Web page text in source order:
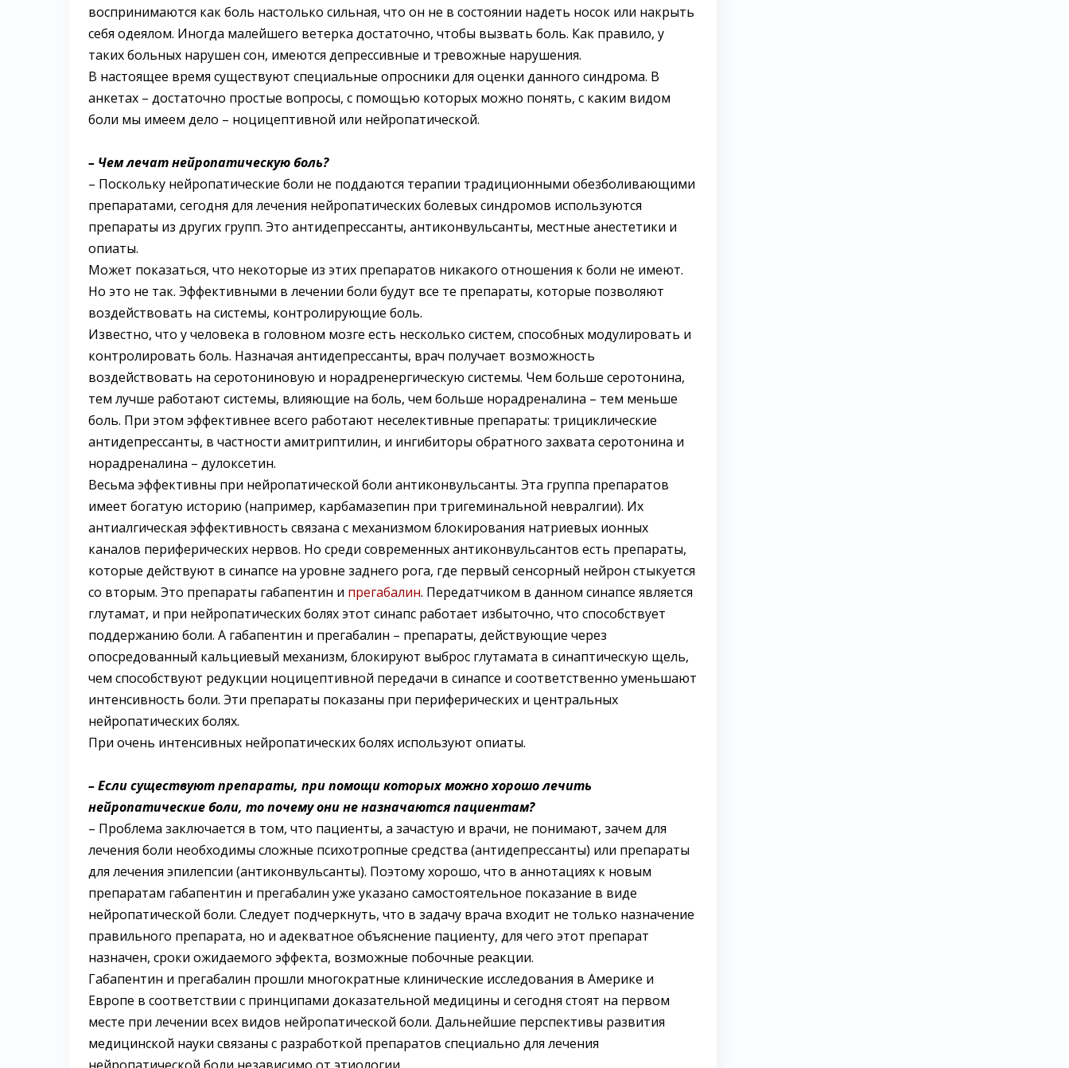
воспринимаются как боль настолько сильная, что он не в состоянии надеть носок или накрыть
себя одеялом. Иногда малейшего ветерка достаточно, чтобы вызвать боль. Как правило, у
таких больных нарушен сон, имеются депрессивные и тревожные нарушения.
В настоящее время существуют специальные опросники для оценки данного синдрома. В
анкетах – достаточно простые вопросы, с помощью которых можно понять, с каким видом
боли мы имеем дело – ноцицептивной или нейропатической.
– Чем лечат нейропатическую боль?
– Поскольку нейропатические боли не поддаются терапии традиционными обезболивающими
препаратами, сегодня для лечения нейропатических болевых синдромов используются
препараты из других групп. Это антидепрессанты, антиконвульсанты, местные анестетики и
опиаты.
Может показаться, что некоторые из этих препаратов никакого отношения к боли не имеют.
Но это не так. Эффективными в лечении боли будут все те препараты, которые позволяют
воздействовать на системы, контролирующие боль.
Известно, что у человека в головном мозге есть несколько систем, способных модулировать и
контролировать боль. Назначая антидепрессанты, врач получает возможность
воздействовать на серотониновую и норадренергическую системы. Чем больше серотонина,
тем лучше работают системы, влияющие на боль, чем больше норадреналина – тем меньше
боль. При этом эффективнее всего работают неселективные препараты: трициклические
антидепрессанты, в частности амитриптилин, и ингибиторы обратного захвата серотонина и
норадреналина – дулоксетин.
Весьма эффективны при нейропатической боли антиконвульсанты. Эта группа препаратов
имеет богатую историю (например, карбамазепин при тригеминальной невралгии). Их
антиалгическая эффективность связана с механизмом блокирования натриевых ионных
каналов периферических нервов. Но среди современных антиконвульсантов есть препараты,
которые действуют в синапсе на уровне заднего рога, где первый сенсорный нейрон стыкуется
со вторым. Это препараты габапентин и прегабалин. Передатчиком в данном синапсе является
глутамат, и при нейропатических болях этот синапс работает избыточно, что способствует
поддержанию боли. А габапентин и прегабалин – препараты, действующие через
опосредованный кальциевый механизм, блокируют выброс глутамата в синаптическую щель,
чем способствуют редукции ноцицептивной передачи в синапсе и соответственно уменьшают
интенсивность боли. Эти препараты показаны при периферических и центральных
нейропатических болях.
При очень интенсивных нейропатических болях используют опиаты.
– Если существуют препараты, при помощи которых можно хорошо лечить
нейропатические боли, то почему они не назначаются пациентам?
– Проблема заключается в том, что пациенты, а зачастую и врачи, не понимают, зачем для
лечения боли необходимы сложные психотропные средства (антидепрессанты) или препараты
для лечения эпилепсии (антиконвульсанты). Поэтому хорошо, что в аннотациях к новым
препаратам габапентин и прегабалин уже указано самостоятельное показание в виде
нейропатической боли. Следует подчеркнуть, что в задачу врача входит не только назначение
правильного препарата, но и адекватное объяснение пациенту, для чего этот препарат
назначен, сроки ожидаемого эффекта, возможные побочные реакции.
Габапентин и прегабалин прошли многократные клинические исследования в Америке и
Европе в соответствии с принципами доказательной медицины и сегодня стоят на первом
месте при лечении всех видов нейропатической боли. Дальнейшие перспективы развития
медицинской науки связаны с разработкой препаратов специально для лечения